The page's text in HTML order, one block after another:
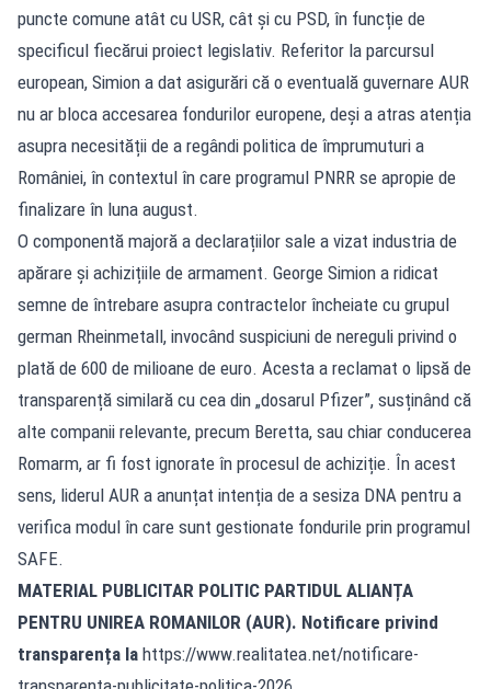
puncte comune atât cu USR, cât și cu PSD, în funcție de
specificul fiecărui proiect legislativ. Referitor la parcursul
european, Simion a dat asigurări că o eventuală guvernare AUR
nu ar bloca accesarea fondurilor europene, deși a atras atenția
asupra necesității de a regândi politica de împrumuturi a
României, în contextul în care programul PNRR se apropie de
finalizare în luna august.
O componentă majoră a declarațiilor sale a vizat industria de
apărare și achizițiile de armament. George Simion a ridicat
semne de întrebare asupra contractelor încheiate cu grupul
german Rheinmetall, invocând suspiciuni de nereguli privind o
plată de 600 de milioane de euro. Acesta a reclamat o lipsă de
transparență similară cu cea din „dosarul Pfizer”, susținând că
alte companii relevante, precum Beretta, sau chiar conducerea
Romarm, ar fi fost ignorate în procesul de achiziție. În acest
sens, liderul AUR a anunțat intenția de a sesiza DNA pentru a
verifica modul în care sunt gestionate fondurile prin programul
SAFE.
MATERIAL PUBLICITAR POLITIC PARTIDUL ALIANȚA
PENTRU UNIREA ROMANILOR (AUR). Notificare privind
transparența la https://www.realitatea.net/notificare-